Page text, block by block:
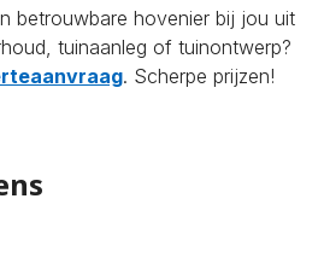
betrouwbare hovenier bij jou uit
tuinaanleg of tuinontwerp?
. Scherpe prijzen!